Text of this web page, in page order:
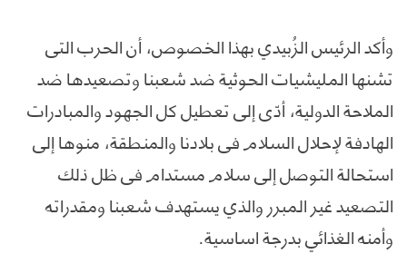
وأكد الرئيس الزُبيدي بهذا الخصوص، أن الحرب التي
تشنها المليشيات الحوثية ضد شعبنا وتصعيدها ضد
الملاحة الدولية، أدّى إلى تعطيل كل الجهود والمبادرات
الهادفة لإحلال السلام في بلادنا والمنطقة، منوها إلى
استحالة التوصل إلى سلام مستدام في ظل ذلك
التصعيد غير المبرر والذي يستهدف شعبنا ومقدراته
وأمنه الغذائي بدرجة اساسية.